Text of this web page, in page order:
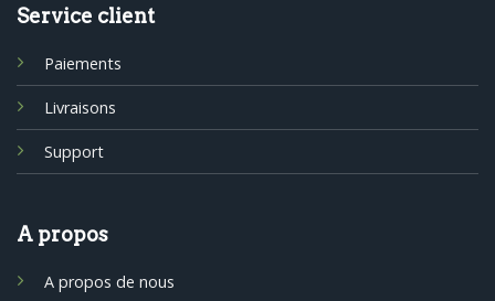
Service client
Paiements
Livraisons
Support
A propos
A propos de nous